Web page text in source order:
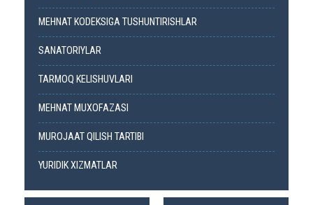
MEHNAT KODEKSIGA TUSHUNTIRISHLAR
SANATORIYLAR
TARMOQ KELISHUVLARI
MEHNAT MUXOFAZASI
MUROJAAT QILISH TARTIBI
YURIDIK XIZMATLAR